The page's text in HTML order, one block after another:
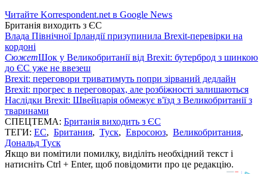
Читайте Korrespondent.net в Google News
Британія виходить з ЄС
Влада Північної Ірландії призупинила Brexit-перевірки на
кордоні
СюжетШок у Великобританії від Brexit: бутерброд з шинкою
до ЄС уже не ввезеш
Brexit: переговори триватимуть попри зірваний дедлайн
Brexit: прогрес в переговорах, але розбіжності залишаються
Наслідки Brexit: Швейцарія обмежує в'їзд з Великобританії з
тваринами
СПЕЦТЕМА: Британія виходить з ЄС
ТЕГИ: ЕС, Британия, Туск, Евросоюз, Великобритания,
Дональд Туск
Якщо ви помітили помилку, виділіть необхідний текст і
натисніть Ctrl + Enter, щоб повідомити про це редакцію.